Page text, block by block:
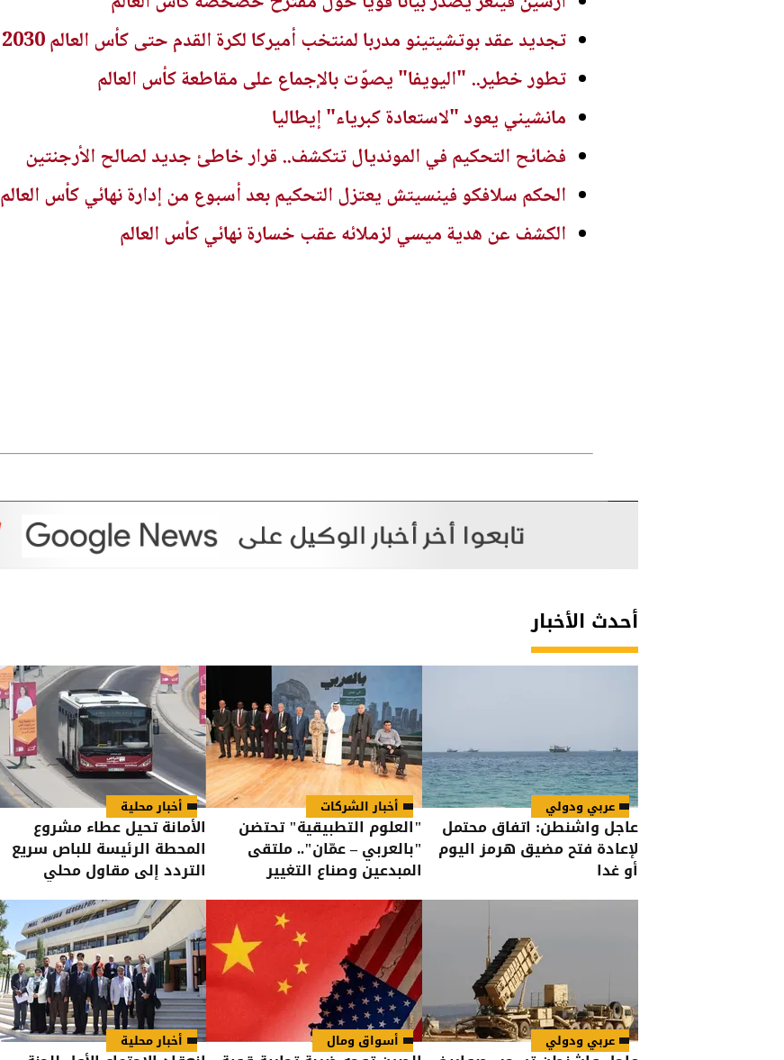
تجديد عقد بوتشيتينو مدربا لمنتخب أميركا لكرة القدم حتى كأس العالم 2030
تطور خطير.. "اليويفا" يصوّت بالإجماع على مقاطعة كأس العالم
مانشيني يعود "لاستعادة كبرياء" إيطاليا
فضائح التحكيم في المونديال تتكشف.. قرار خاطئ جديد لصالح الأرجنتين
الحكم سلافكو فينسيتش يعتزل التحكيم بعد أسبوع من إدارة نهائي كأس العالم
الكشف عن هدية ميسي لزملائه عقب خسارة نهائي كأس العالم
أحدث الأخبار
عربي ودولي
عاجل واشنطن: اتفاق محتمل
لإعادة فتح مضيق هرمز اليوم
أو غدا
أخبار الشركات
"العلوم التطبيقية" تحتضن
"بالعربي – عمّان".. ملتقى
المبدعين وصناع التغيير
أخبار محلية
الأمانة تحيل عطاء مشروع
المحطة الرئيسة للباص سريع
التردد إلى مقاول محلي
عربي ودولي أسواق ومال أخبار محلية